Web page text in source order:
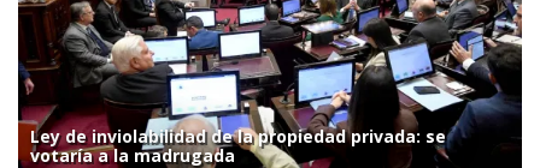
Ley de inviolabilidad de la propiedad privada: se
votaría a la madrugada